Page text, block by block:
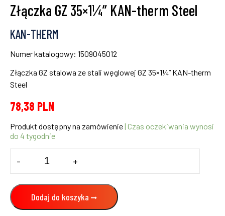
Złączka GZ 35×1¼” KAN-therm Steel
KAN-THERM
Numer katalogowy: 1509045012
Złączka GZ stalowa ze stali węglowej GZ 35×1¼” KAN-therm
Steel
78,38 PLN
Produkt dostępny na zamówienie| Czas oczekiwania wynosi
do 4 tygodnie
Złączka
GZ
35x1¼"
KAN-
therm
Steel
- +
Dodaj do koszyka